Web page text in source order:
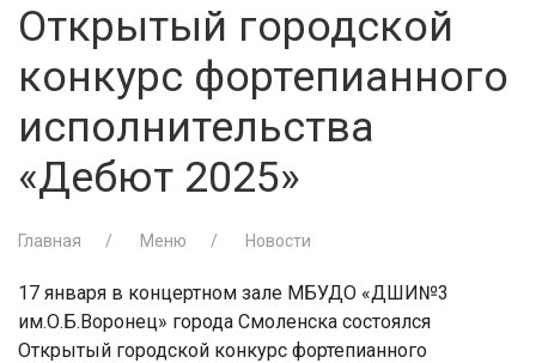
Открытый городской
конкурс фортепианного
исполнительства
«Дебют 2025»
Главная Меню Новости
17 января в концертном зале МБУДО «ДШИ№3
им.О.Б.Воронец» города Смоленска состоялся
Открытый городской конкурс фортепианного